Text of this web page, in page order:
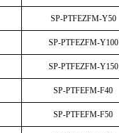
SP-PTFEZFM-Y50
SP-PTFEZFM-Y100
SP-PTFEZFM-Y150
SP-PTFEFM-F40
SP-PTFEFM-F50